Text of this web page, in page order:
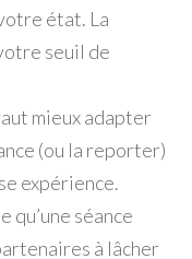
état. La
seuil de
mieux adapter
(ou la reporter)
expérience.
qu’une séance
à lâcher